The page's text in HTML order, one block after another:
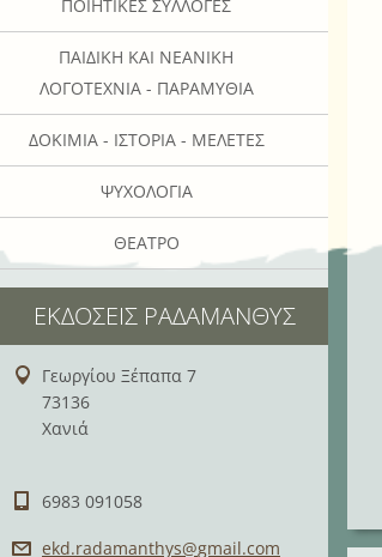
ΠΟΙΗΤΙΚΈΣ ΣΥΛΛΟΓΈΣ
ΠΑΙΔΙΚΉ ΚΑΙ ΝΕΑΝΙΚΉ
ΛΟΓΟΤΕΧΝΊΑ - ΠΑΡΑΜΎΘΙΑ
ΔΟΚΊΜΙΑ - ΙΣΤΟΡΊΑ - ΜΕΛΈΤΕΣ
ΨΥΧΟΛΟΓΊΑ
ΘΈΑΤΡΟ
ΕΚΔΌΣΕΙΣ ΡΑΔΆΜΑΝΘΥΣ
Γεωργίου Ξέπαπα 7
73136
Χανιά
6983 091058
ekd.radamanthys@gmail.com